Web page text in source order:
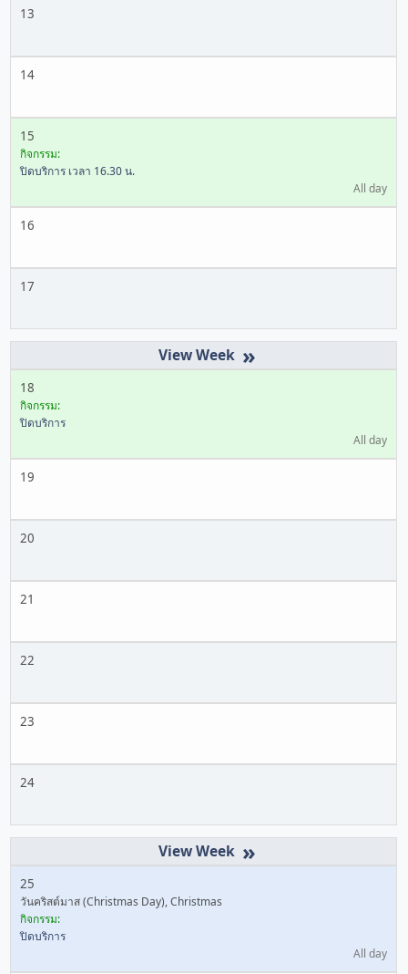
13
14
15
กิจกรรม:
ปิดบริการ เวลา 16.30 น.
All day
16
17
»
18
กิจกรรม:
ปิดบริการ
All day
19
20
21
22
23
24
»
25
วันคริสต์มาส (Christmas Day), Christmas
กิจกรรม:
ปิดบริการ
All day